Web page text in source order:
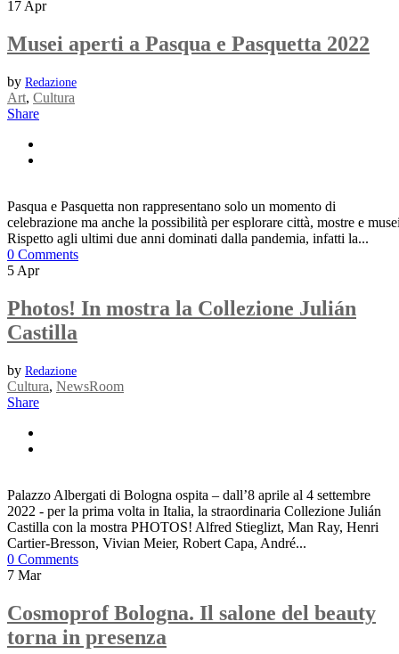
17 Apr
Musei aperti a Pasqua e Pasquetta 2022
by Redazione
Art, Cultura
Share
Pasqua e Pasquetta non rappresentano solo un momento di
celebrazione ma anche la possibilità per esplorare città, mostre e
Rispetto agli ultimi due anni dominati dalla pandemia, infatti la...
0 Comments
5 Apr
Photos! In mostra la Collezione Julián
Castilla
by Redazione
Cultura, NewsRoom
Share
Palazzo Albergati di Bologna ospita – dall’8 aprile al 4 settembre
2022 - per la prima volta in Italia, la straordinaria Collezione Julián
Castilla con la mostra PHOTOS! Alfred Stieglizt, Man Ray, Henri
Cartier-Bresson, Vivian Meier, Robert Capa, André...
0 Comments
7 Mar
Cosmoprof Bologna. Il salone del beauty
torna in presenza